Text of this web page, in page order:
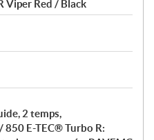
Viper Red / Black
2 temps,
850 E-TEC® Turbo R: